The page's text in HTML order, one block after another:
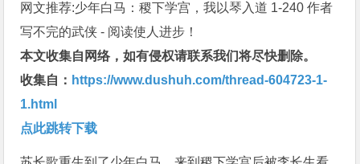
网文推荐:少年白马：稷下学宫，我以琴入道 1-240 作者
写不完的武侠 - 阅读使人进步！
本文收集自网络，如有侵权请联系我们将尽快删除。
收集自： https://www.dushuh.com/thread-604723-1-
1.html
点此跳转下载